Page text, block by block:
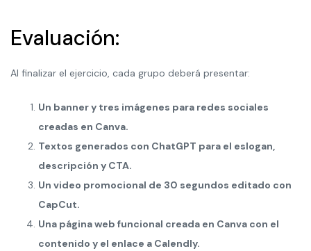
Evaluación:
Al finalizar el ejercicio, cada grupo deberá presentar:
Un banner y tres imágenes para redes sociales
creadas en Canva.
Textos generados con ChatGPT para el eslogan,
descripción y CTA.
Un video promocional de 30 segundos editado con
CapCut.
Una página web funcional creada en Canva con el
contenido y el enlace a Calendly.